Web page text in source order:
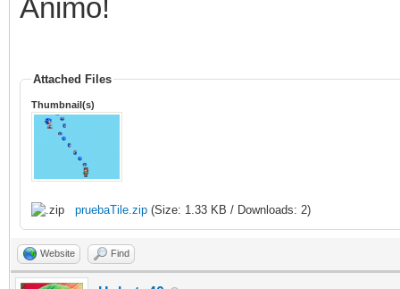
def
self.y = y
self.velocidad
#obtener el
muchos sprites
self.sprite_id
Ánimo!
Attached Files
Thumbnail(s)
pruebaTile.zip (Size: 1.33 KB / Downloads: 2)
Website Find